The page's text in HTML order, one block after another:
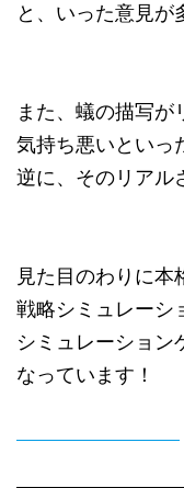
と、いった意見が
また、蟻の描写が
気持ち悪いといっ
逆に、そのリアル
見た目のわりに本
戦略シミュレーシ
シミュレーション
なっています！